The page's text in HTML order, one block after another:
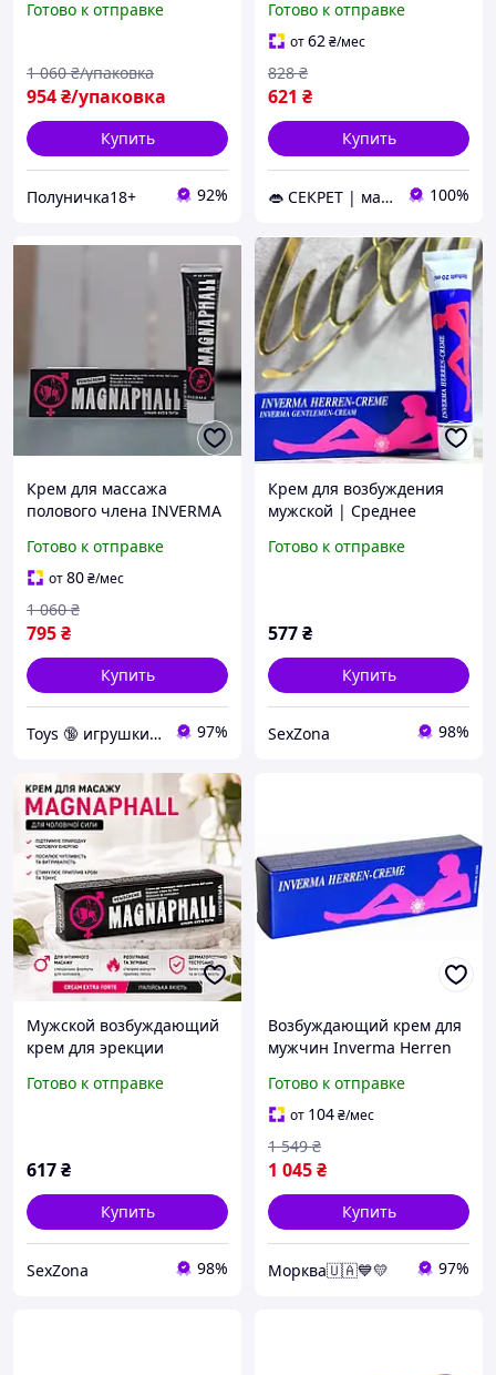
Германия
Готово к отправке
954₴/упаковка
1 060 ₴/упаковка
Купить
Полуничка18+ 92%
Prompt, 13 мл
Готово к отправке
от62₴/мес
621 ₴
828 ₴
Купить
👄 СЕКРЕТ | магазин интимных товаров 🍓 100%
Крем для массажа
полового члена INVERMA
Готово к отправке
от80₴/мес
795₴
1 060 ₴
Купить
Toys 🔞 игрушки для взрослых 97%
Крем для возбуждения
мужской | Среднее
Inverma Herren Creme 20
Готово к отправке
577₴
Купить
SexZona 98%
Мужской возбуждающий
крем для эрекции
45 мл | Немецкое
Готово к отправке
617₴
Купить
SexZona 98%
Возбуждающий крем для
мужчин Inverma Herren
Готово к отправке
от 104₴/мес
1 045₴
1 549 ₴
Купить
Морква🇺🇦💙💛 97%